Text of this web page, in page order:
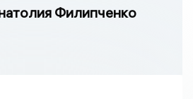
Филипченко